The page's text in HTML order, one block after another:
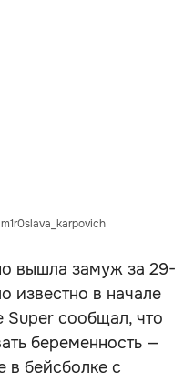
вышла замуж за 29-
известно в начале
Super сообщал, что
беременность —
в бейсболке с